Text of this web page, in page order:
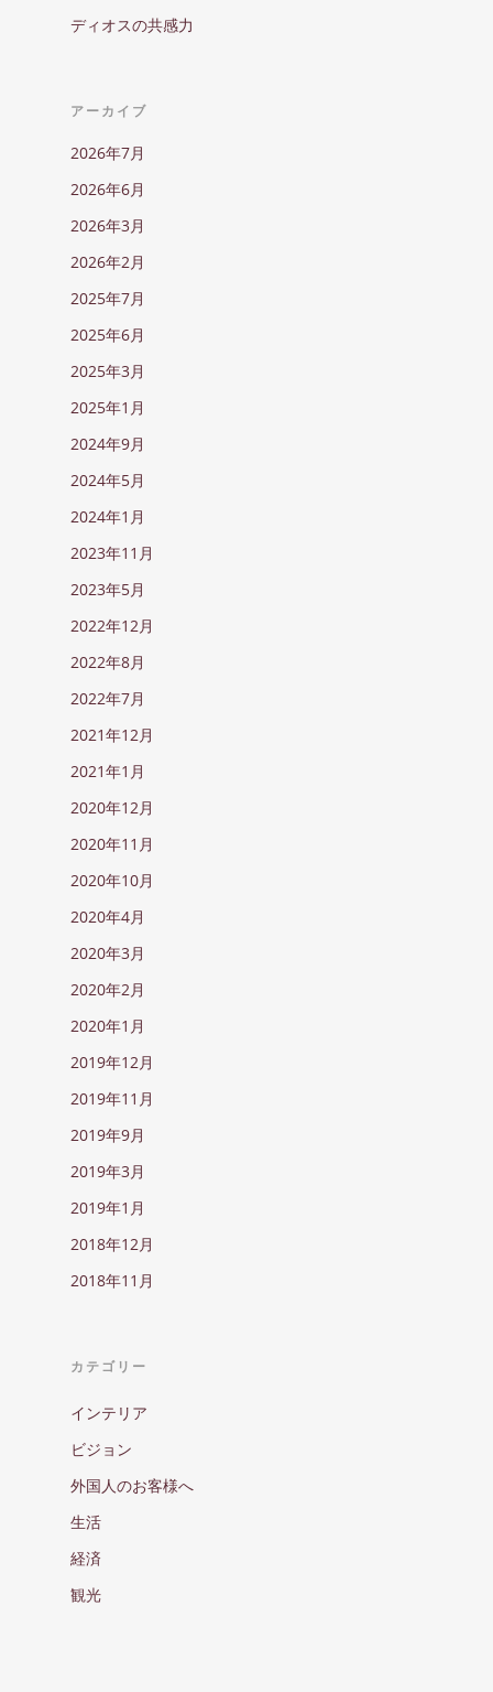
ディオスの共感力
アーカイブ
2026年7月
2026年6月
2026年3月
2026年2月
2025年7月
2025年6月
2025年3月
2025年1月
2024年9月
2024年5月
2024年1月
2023年11月
2023年5月
2022年12月
2022年8月
2022年7月
2021年12月
2021年1月
2020年12月
2020年11月
2020年10月
2020年4月
2020年3月
2020年2月
2020年1月
2019年12月
2019年11月
2019年9月
2019年3月
2019年1月
2018年12月
2018年11月
カテゴリー
インテリア
ビジョン
外国人のお客様へ
生活
経済
観光